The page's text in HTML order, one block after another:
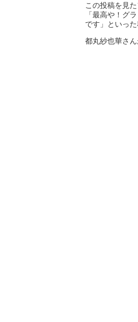
この投稿を見
「最高や！グ
です」といっ
都丸紗也華さ